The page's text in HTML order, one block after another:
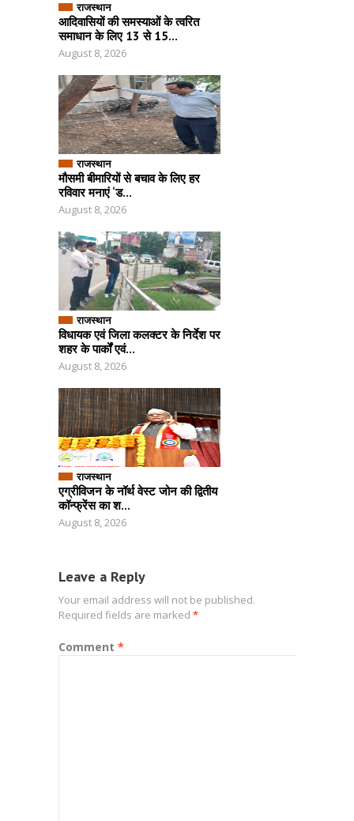
राजस्थान
आदिवासियों की समस्याओं के त्वरित
समाधान के लिए 13 से 15...
August 8, 2026
राजस्थान
मौसमी बीमारियों से बचाव के लिए हर
रविवार मनाएं ‘ड...
August 8, 2026
राजस्थान
विधायक एवं जिला कलक्टर के निर्देश पर
शहर के पार्कों एवं...
August 8, 2026
राजस्थान
एग्रीविजन के नॉर्थ वेस्ट जोन की द्वितीय
कॉन्फ्रेंस का श...
August 8, 2026
Leave a Reply
Your email address will not be published.
Required fields are marked *
Comment *